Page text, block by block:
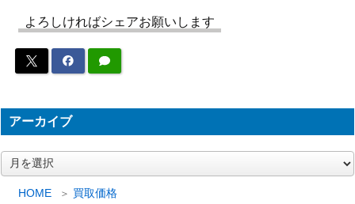
HOME
買取価格
よろしければシェアお願いします
アーカイブ
ー